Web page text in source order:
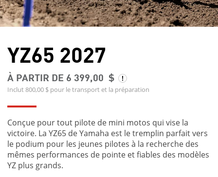
YZ65 2027
À PARTIR DE 6 399,00 $
Inclut 800,00 $ pour le transport et la préparation
Conçue pour tout pilote de mini motos qui vise la
victoire. La YZ65 de Yamaha est le tremplin parfait vers
le podium pour les jeunes pilotes à la recherche des
mêmes performances de pointe et fiables des modèles
YZ plus grands.